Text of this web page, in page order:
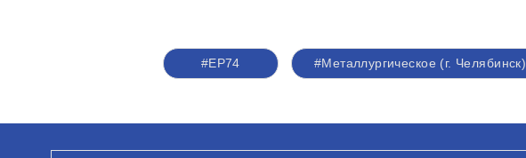
#ЕР74 #Металлургическое (г. Челябинск)